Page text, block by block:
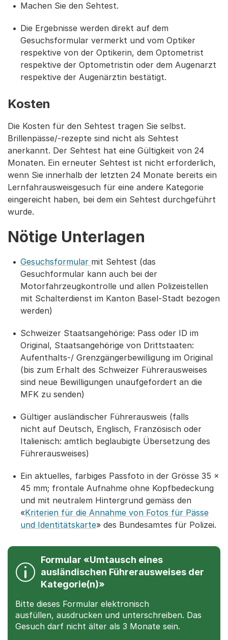
Machen Sie den Sehtest.
Die Ergebnisse werden direkt auf dem
Gesuchsformular vermerkt und vom Optiker
respektive von der Optikerin, dem Optometrist
respektive der Optometristin oder dem Augenarzt
respektive der Augenärztin bestätigt.
Kosten
Die Kosten für den Sehtest tragen Sie selbst.
Brillenpässe/-rezepte sind nicht als Sehtest
anerkannt. Der Sehtest hat eine Gültigkeit von 24
Monaten. Ein erneuter Sehtest ist nicht erforderlich,
wenn Sie innerhalb der letzten 24 Monate bereits ein
Lernfahrausweisgesuch für eine andere Kategorie
eingereicht haben, bei dem ein Sehtest durchgeführt
wurde.
Nötige Unterlagen
Gesuchsformular mit Sehtest (das
Gesuchformular kann auch bei der
Motorfahrzeugkontrolle und allen Polizeistellen
mit Schalterdienst im Kanton Basel-Stadt bezogen
werden)
Schweizer Staatsangehörige: Pass oder ID im
Original, Staatsangehörige von Drittstaaten:
Aufenthalts-/ Grenzgängerbewilligung im Original
(bis zum Erhalt des Schweizer Führerausweises
sind neue Bewilligungen unaufgefordert an die
MFK zu senden)
Gültiger ausländischer Führerausweis (falls
nicht auf Deutsch, Englisch, Französisch oder
Italienisch: amtlich beglaubigte Übersetzung des
Führerausweises)
Ein aktuelles, farbiges Passfoto in der Grösse 35 x
45 mm; frontale Aufnahme ohne Kopfbedeckung
und mit neutralem Hintergrund gemäss den
«Kriterien für die Annahme von Fotos für Pässe
und Identitätskarte» des Bundesamtes für Polizei.
Formular «Umtausch eines
ausländischen Führerausweises der
Kategorie(n)»
Bitte dieses Formular elektronisch
ausfüllen, ausdrucken und unterschreiben. Das
Gesuch darf nicht älter als 3 Monate sein.